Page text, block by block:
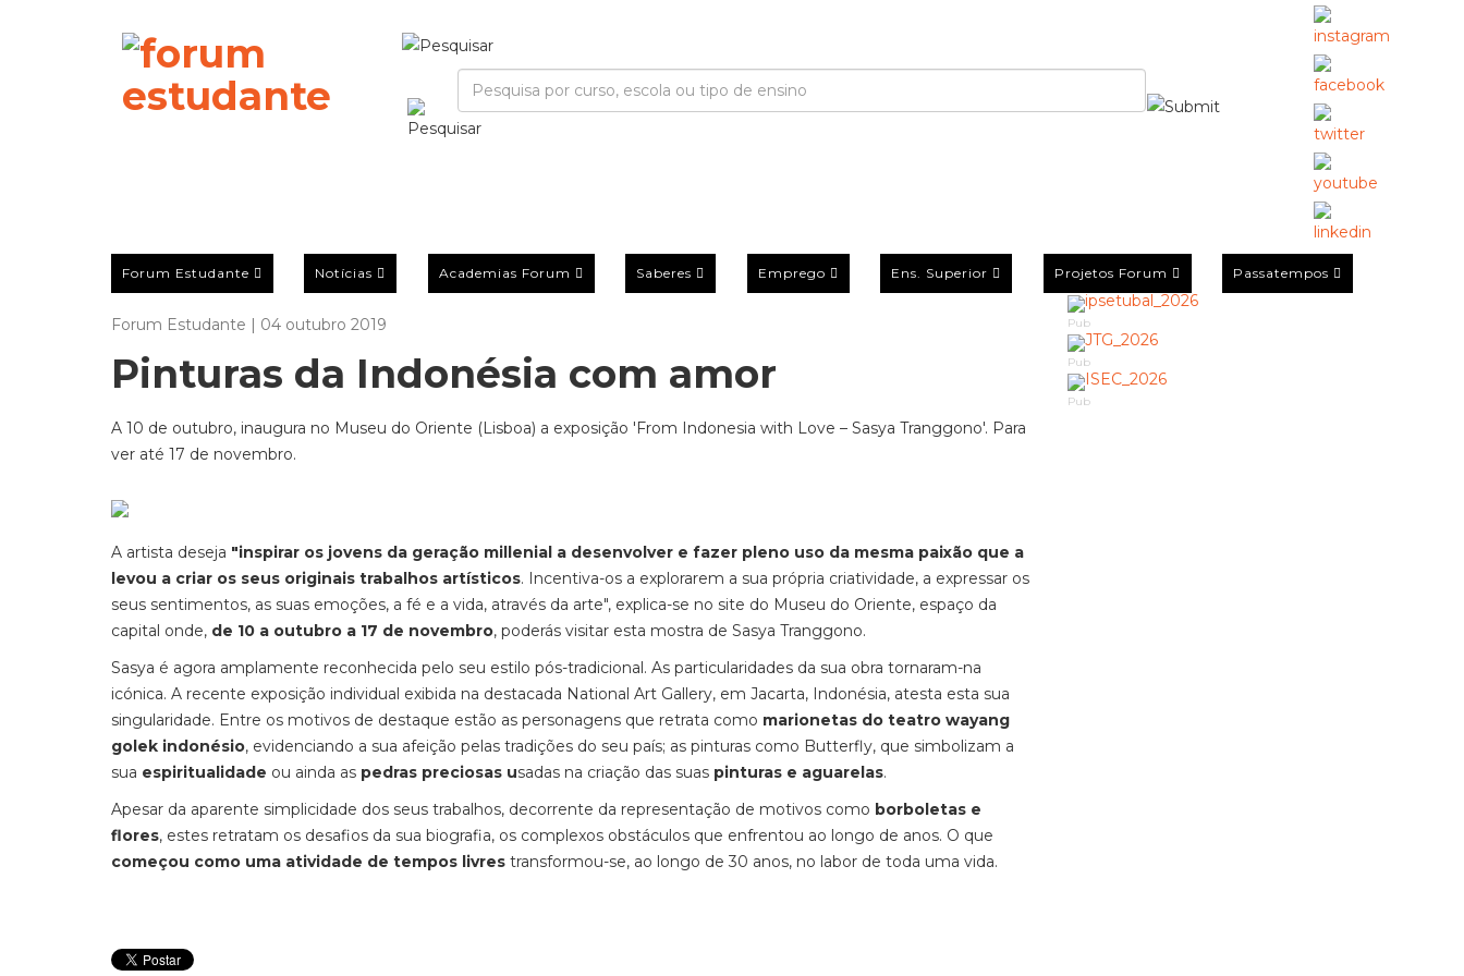
Forum Estudante Notícias Academias Forum Saberes Emprego Ens. Superior Projetos Forum Passatempos
Forum Estudante | 04 outubro 2019
Pinturas da Indonésia com amor
A 10 de outubro, inaugura no Museu do Oriente (Lisboa) a exposição 'From Indonesia with Love – Sasya Tranggono'. Para
ver até 17 de novembro.
A artista deseja "inspirar os jovens da geração millenial a desenvolver e fazer pleno uso da mesma paixão que a
levou a criar os seus originais trabalhos artísticos. Incentiva-os a explorarem a sua própria criatividade, a expressar os
seus sentimentos, as suas emoções, a fé e a vida, através da arte", explica-se no site do Museu do Oriente, espaço da
capital onde, de 10 a outubro a 17 de novembro, poderás visitar esta mostra de Sasya Tranggono.
Sasya é agora amplamente reconhecida pelo seu estilo pós-tradicional. As particularidades da sua obra tornaram-na
icónica. A recente exposição individual exibida na destacada National Art Gallery, em Jacarta, Indonésia, atesta esta sua
singularidade. Entre os motivos de destaque estão as personagens que retrata como marionetas do teatro wayang
golek indonésio, evidenciando a sua afeição pelas tradições do seu país; as pinturas como Butterfly, que simbolizam a
sua espiritualidade ou ainda as pedras preciosas usadas na criação das suas pinturas e aguarelas.
Apesar da aparente simplicidade dos seus trabalhos, decorrente da representação de motivos como borboletas e
flores, estes retratam os desafios da sua biografia, os complexos obstáculos que enfrentou ao longo de anos. O que
começou como uma atividade de tempos livres transformou-se, ao longo de 30 anos, no labor de toda uma vida.
Pub
Pub
Pub